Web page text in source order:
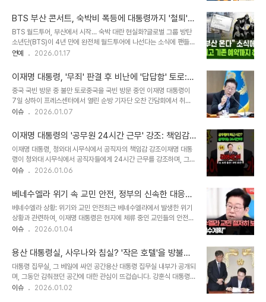
의미를 더하다대통령은 시장을 둘러보며 가락..
습니다. 이는 국민이 주인인 나라를 만들겠다는 그의 의지를 보여주는
중요한 행보로 평가됩니다. 대통령의 이러한 소통 방식은 국민과의 거
리를 좁히고, 민주주의를 더욱 발전시키는 데 기여할 것으로 기대됩니
다. 가짜뉴스, 여론 조작, 민주주의를 위협하는 행위이재명 대통령은
가짜뉴스와 댓글 조작, 여론 조작 행위를 민주주의를 파괴하는 중대범
흔드는 심각한 문제로 인식하고 있..
BTS 부산 콘서트, 숙박비 폭등에 대통령까지 '철퇴'…
바가지요금 근절될까?
BTS 월드투어, 부산에서 시작… 숙박 대란 현실화?글로벌 그룹 방탄
소년단(BTS)이 4년 만에 완전체 월드투어에 나선다는 소식에 팬들의
기대감이 최고조에 달했습니다. 특히 국내 공연이 부산에서 개최된다
상치 못한 난관에 직면했습니다. 바로 숙박 요금의 급격한 인상, 일명
'바가지요금' 논란이 그것입니다. BTS의 부산 공연은 팬들에게 잊지
못할 추억을 선사할 기회였지만, 일부 숙박업소의 과도한 요금 인상으
로 인해 그 즐거움이 퇴색될 위기에 놓였습니다. 최대 10배 폭등! 부산
숙박 요금, 왜 이렇게 올랐나?BTS 부산 공연 기간 동안 숙박 요금은
공연 기간 1박 ..
연예 2026.01.17
이재명 대통령, '무죄' 판결 후 비난에 '답답함' 토로:
검찰 기소 문제 지적
중국 국빈 방문 중 불만 토로중국을 국빈 방문 중인 이재명 대통령이
7일 상하이 프레스센터에서 열린 순방 기자단 오찬 간담회에서 취재
진 질문에 답하며, 혐중의 원인으로 지적되는 서해 한-중 잠정조치수
이 과정에서 이 대통령은 검찰 기소와 관련된 불만을 토로하며, 무죄
판결 이후에도 비난이 이어지는 상황에 대한 답답함을 드러냈다. 검찰
기소 문제 제기이 대통령은 “검찰의 기소가 잘못됐다고 법원이 판결하
면 우리는 통상적으로는 잘못 기소한 검찰을 비판하면서, 희한하게 이
재명이나 (더불어)민주당이 관계되면 법원 판단이 잘못됐다고 검찰을
은 것을 비난하는 시각에 대해 강한 불..
이슈 2026.01.07
이재명 대통령의 '공무원 24시간 근무' 강조: 책임감
과 유혹의 갈림길
이재명 대통령, 청와대 시무식에서 공직자의 책임감 강조이재명 대통
령이 청와대 시무식에서 공직자들에게 24시간 근무를 강조하며, 그들
의 책임감을 되새겼습니다. 이는 공직자들이 국민을 위해 끊임없이 헌
혹과 관련하여 더욱 주목받고 있습니다. 공무원의 24시간: 5200만
국민을 위한 헌신이 대통령은 공무원의 1시간이 5200만 국민의 가치
를 지닌다고 강조하며, 공직자의 시간은 오로지 국민의 더 나은 삶을
위해 존재한다고 역설했습니다. 이는 공직자들이 개인적인 시간을 희
생하고, 끊임없이 국민을 위해 봉사해야 함을 시사합니다. 권한과 유
과 압박에 직면한다고 언급하며, ..
이슈 2026.01.06
베네수엘라 위기 속 교민 안전, 정부의 신속한 대응과
철수 계획
베네수엘라 상황: 위기와 교민 안전최근 베네수엘라에서 발생한 위기
상황과 관련하여, 이재명 대통령은 현지에 체류 중인 교민들의 안전을
최우선으로 고려하며 신속한 대응을 지시했습니다. 미국이 베네수엘
커지고 있습니다. 현재 베네수엘라에는 약 70여 명의 교민이 체류 중
이며, 이들을 보호하기 위한 정부의 노력이 절실한 상황입니다. 특히,
카라카스 지역에 50여 명의 교민이 거주하고 있어, 이 지역의 안전 확
보가 중요한 과제로 떠올랐습니다. 이러한 상황 속에서 정부는 교민들
의 안전을 위해 철수 계획을 포함한 다각적인 대비책을 마련하고 있습
이슈 2026.01.04
용산 대통령실, 사우나와 침실? '작은 호텔'을 방불케
하는 내부 공개
대통령 집무실, 그 베일에 싸인 공간용산 대통령 집무실 내부가 공개되
며, 그동안 감춰졌던 공간에 대한 관심이 뜨겁습니다. 강훈식 대통령
비서실장은 유튜브 채널을 통해 윤석열 전 대통령 재임 당시 사용했던
이슈 2026.01.02